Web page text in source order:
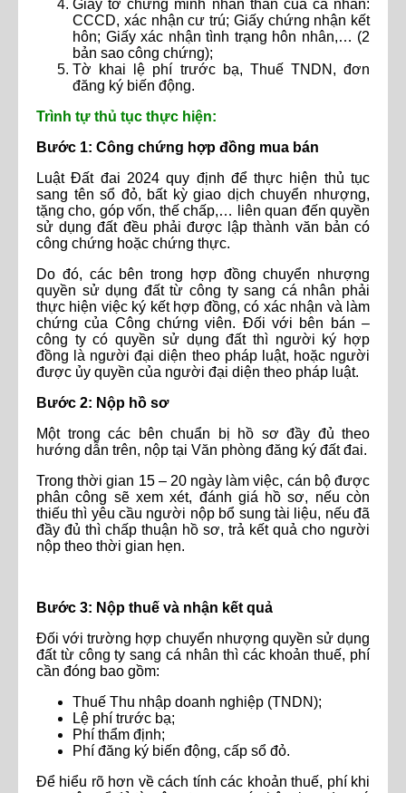
Giấy tờ chứng minh nhân thân của cá nhân:
CCCD, xác nhận cư trú; Giấy chứng nhận kết
hôn; Giấy xác nhận tình trạng hôn nhân,… (2
bản sao công chứng);
Tờ khai lệ phí trước bạ, Thuế TNDN, đơn
đăng ký biến động.
Trình tự thủ tục thực hiện:
Bước 1: Công chứng hợp đồng mua bán
Luật Đất đai 2024 quy định để thực hiện thủ tục
sang tên sổ đỏ, bất kỳ giao dịch chuyển nhượng,
tặng cho, góp vốn, thế chấp,… liên quan đến quyền
sử dụng đất đều phải được lập thành văn bản có
công chứng hoặc chứng thực.
Do đó, các bên trong hợp đồng chuyển nhượng
quyền sử dụng đất từ công ty sang cá nhân phải
thực hiện việc ký kết hợp đồng, có xác nhận và làm
chứng của Công chứng viên. Đối với bên bán –
công ty có quyền sử dụng đất thì người ký hợp
đồng là người đại diện theo pháp luật, hoặc người
được ủy quyền của người đại diện theo pháp luật.
Bước 2: Nộp hồ sơ
Một trong các bên chuẩn bị hồ sơ đầy đủ theo
hướng dẫn trên, nộp tại Văn phòng đăng ký đất đai.
Trong thời gian 15 – 20 ngày làm việc, cán bộ được
phân công sẽ xem xét, đánh giá hồ sơ, nếu còn
thiếu thì yêu cầu người nộp bổ sung tài liệu, nếu đã
đầy đủ thì chấp thuận hồ sơ, trả kết quả cho người
nộp theo thời gian hẹn.
Bước 3: Nộp thuế và nhận kết quả
Đối với trường hợp chuyển nhượng quyền sử dụng
đất từ công ty sang cá nhân thì các khoản thuế, phí
cần đóng bao gồm:
Thuế Thu nhập doanh nghiệp (TNDN);
Lệ phí trước bạ;
Phí thẩm định;
Phí đăng ký biến động, cấp sổ đỏ.
Để hiểu rõ hơn về cách tính các khoản thuế, phí khi